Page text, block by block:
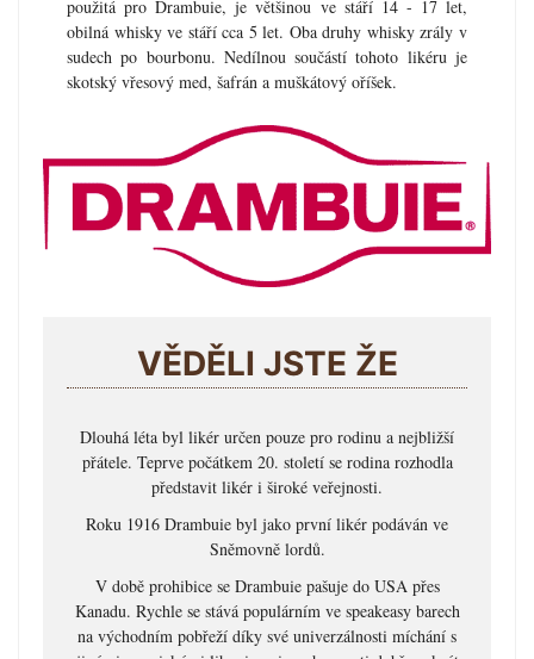
použitá pro Drambuie, je většinou ve stáří 14 - 17 let,
obilná whisky ve stáří cca 5 let. Oba druhy whisky zrály v
sudech po bourbonu. Nedílnou součástí tohoto likéru je
skotský vřesový med, šafrán a muškátový oříšek.
VĚDĚLI JSTE ŽE
Dlouhá léta byl likér určen pouze pro rodinu a nejbližší
přátele. Teprve počátkem 20. století se rodina rozhodla
představit likér i široké veřejnosti.
Roku 1916 Drambuie byl jako první likér podáván ve
Sněmovně lordů.
V době prohibice se Drambuie pašuje do USA přes
Kanadu. Rychle se stává populárním ve speakeasy barech
na východním pobřeží díky své univerzálnosti míchání s